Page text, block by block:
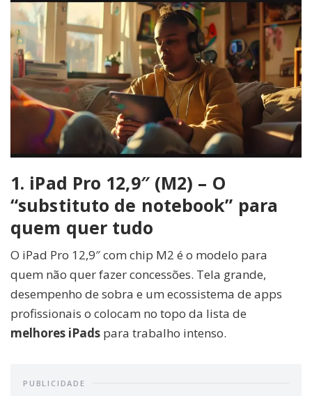
1. iPad Pro 12,9″ (M2) – O
“substituto de notebook” para
quem quer tudo
O iPad Pro 12,9″ com chip M2 é o modelo para
quem não quer fazer concessões. Tela grande,
desempenho de sobra e um ecossistema de apps
profissionais o colocam no topo da lista de
melhores iPads para trabalho intenso.
PUBLICIDADE